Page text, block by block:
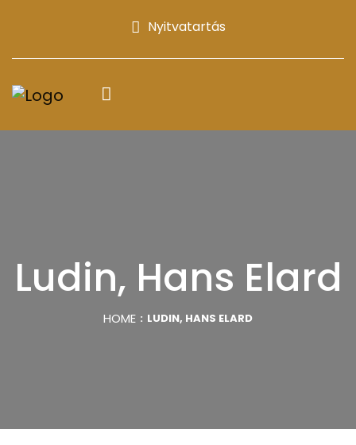
Nyitvatartás
Ludin, Hans Elard
HOME LUDIN, HANS ELARD